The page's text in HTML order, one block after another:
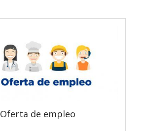
Oferta de empleo